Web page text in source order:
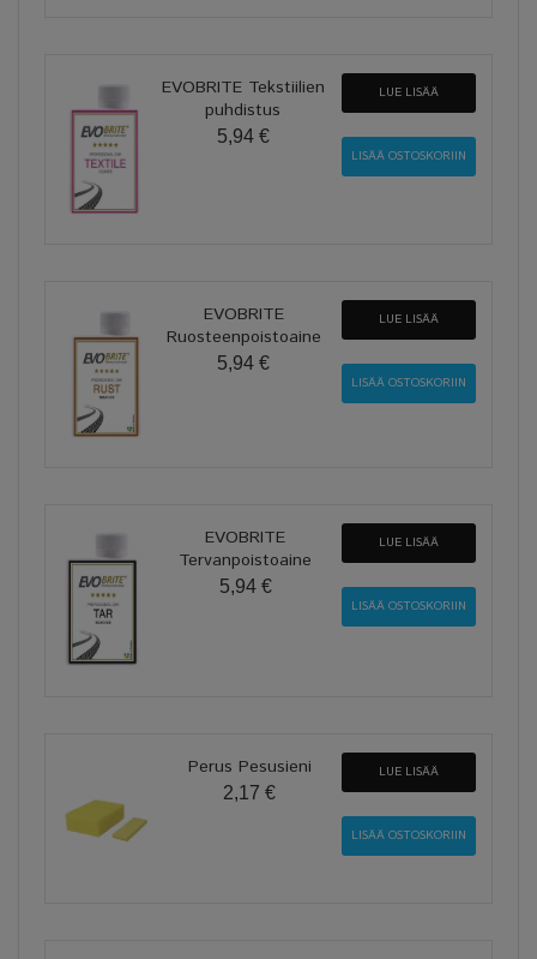
EVOBRITE Tekstiilien
puhdistus
5,94 €
LUE LISÄÄ
EVOBRITE
Ruosteenpoistoaine
5,94 €
LUE LISÄÄ
EVOBRITE
Tervanpoistoaine
5,94 €
LUE LISÄÄ
Perus Pesusieni
2,17 €
LUE LISÄÄ